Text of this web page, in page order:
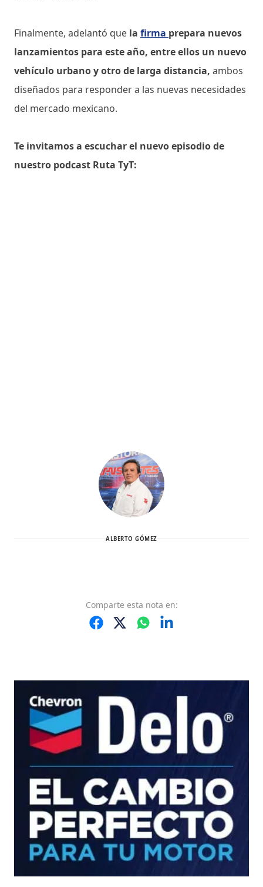
Finalmente, adelantó que la firma prepara nuevos
lanzamientos para este año, entre ellos un nuevo
vehículo urbano y otro de larga distancia, ambos
diseñados para responder a las nuevas necesidades
del mercado mexicano.
Te invitamos a escuchar el nuevo episodio de
nuestro podcast Ruta TyT:
ALBERTO GÓMEZ
Comparte esta nota en: